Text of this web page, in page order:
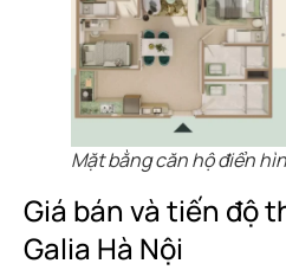
Mặt bằng căn hộ điển
Giá bán và tiến độ
Galia Hà Nội